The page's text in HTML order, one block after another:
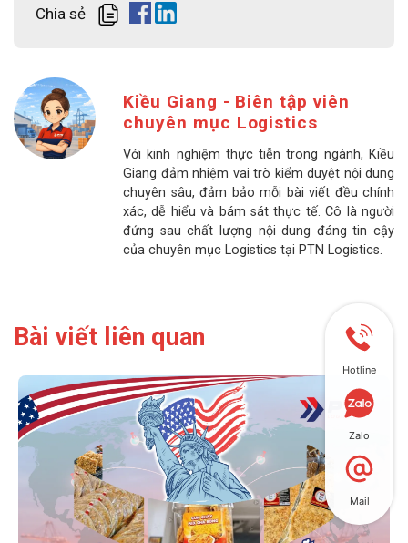
Chia sẻ
Kiều Giang - Biên tập viên
chuyên mục Logistics
Với kinh nghiệm thực tiễn trong ngành, Kiều
Giang đảm nhiệm vai trò kiểm duyệt nội dung
chuyên sâu, đảm bảo mỗi bài viết đều chính
xác, dễ hiểu và bám sát thực tế. Cô là người
đứng sau chất lượng nội dung đáng tin cậy
của chuyên mục Logistics tại PTN Logistics.
Bài viết liên quan
Hotline
Zalo
Mail